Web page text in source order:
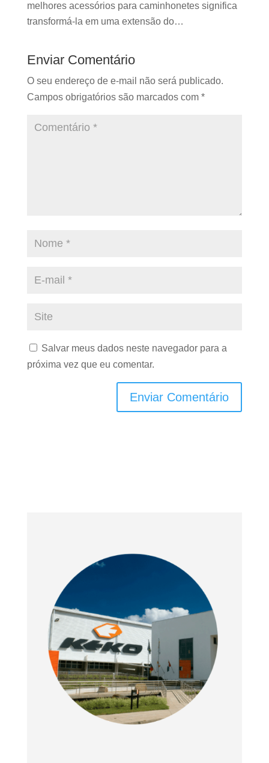
melhores acessórios para caminhonetes significa
transformá-la em uma extensão do…
Enviar Comentário
O seu endereço de e-mail não será publicado.
Campos obrigatórios são marcados com *
Salvar meus dados neste navegador para a
próxima vez que eu comentar.